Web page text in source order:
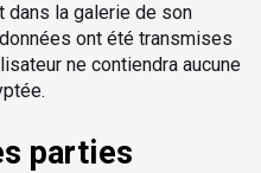
dans la galerie de son
ont été transmises
ne contiendra aucune
parties